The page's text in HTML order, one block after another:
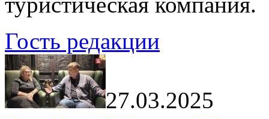
Гость редакции
27.03.2025